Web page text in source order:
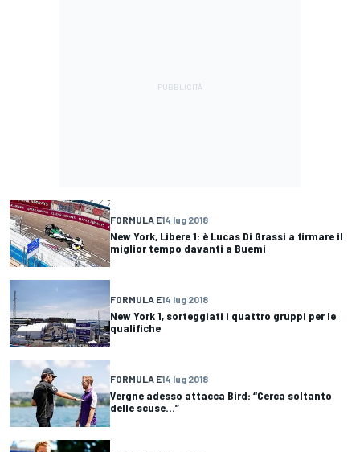
FORMULA E14 lug 2018
New York, Libere 1: è Lucas Di Grassi a firmare il
miglior tempo davanti a Buemi
FORMULA E14 lug 2018
New York 1, sorteggiati i quattro gruppi per le
qualifiche
FORMULA E14 lug 2018
Vergne adesso attacca Bird: “Cerca soltanto
delle scuse...”